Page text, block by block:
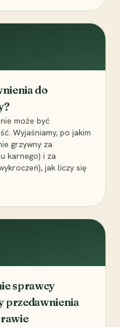
do
może być
Wyjaśniamy, po jakim
grzywny za
karnego) i za
jak liczy się
sprawcy
przedawnienia